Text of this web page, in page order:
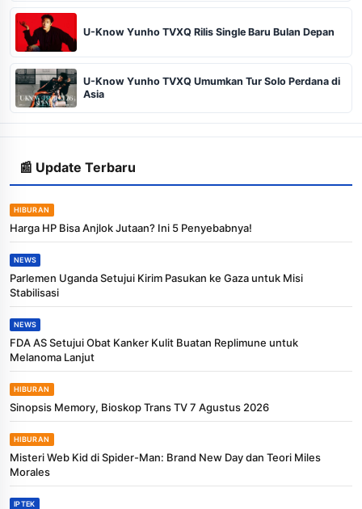
U-Know Yunho TVXQ Rilis Single Baru Bulan Depan
U-Know Yunho TVXQ Umumkan Tur Solo Perdana di
Asia
📰 Update Terbaru
HIBURAN
Harga HP Bisa Anjlok Jutaan? Ini 5 Penyebabnya!
NEWS
Parlemen Uganda Setujui Kirim Pasukan ke Gaza untuk Misi
Stabilisasi
NEWS
FDA AS Setujui Obat Kanker Kulit Buatan Replimune untuk
Melanoma Lanjut
HIBURAN
Sinopsis Memory, Bioskop Trans TV 7 Agustus 2026
HIBURAN
Misteri Web Kid di Spider-Man: Brand New Day dan Teori Miles
Morales
IPTEK